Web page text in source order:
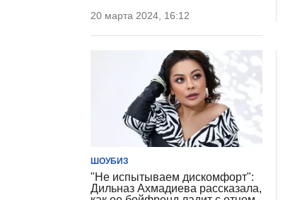
20 марта 2024, 16:12
ШОУБИЗ
"Не испытываем дискомфорт":
Дильназ Ахмадиева рассказала,